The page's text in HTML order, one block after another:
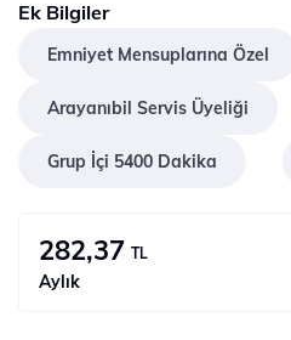
Ek Bilgiler
Emniyet Mensuplarına Özel
Arayanıbil Servis Üyeliği
Grup İçi 5400 Dakika
282,37 TL
Aylık